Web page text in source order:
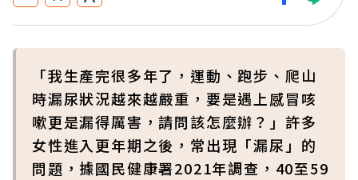
「我生產完很多年了，運動、跑步、爬山
時漏尿狀況越來越嚴重，要是遇上感冒咳
嗽更是漏得厲害，請問該怎麼辦？」許多
女性進入更年期之後，常出現「漏尿」的
問題，據國民健康署2021年調查，40至59